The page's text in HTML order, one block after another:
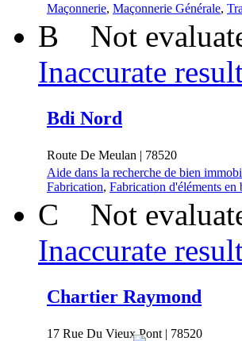
Maçonnerie, Maçonnerie Générale,
B Not
Inaccurate
Bdi Nord
Route De Meulan | 78520
Aide dans la recherche de bien
Fabrication, Fabrication d'éléments
C Not
Inaccurate
Chartier Raymond
17 Rue Du Vieux Pont | 78520